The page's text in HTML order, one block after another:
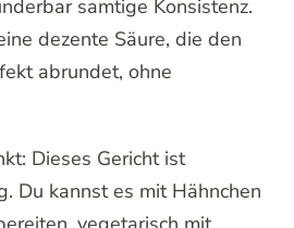
samtige Konsistenz.
dezente Säure, die den
abrundet, ohne
Dieses Gericht ist
Du kannst es mit Hähnchen